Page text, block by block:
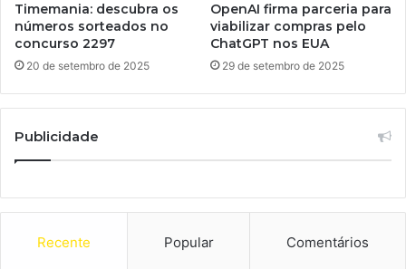
Timemania: descubra os
números sorteados no
concurso 2297
20 de setembro de 2025
OpenAI firma parceria para
viabilizar compras pelo
ChatGPT nos EUA
29 de setembro de 2025
Publicidade
Recente Popular Comentários